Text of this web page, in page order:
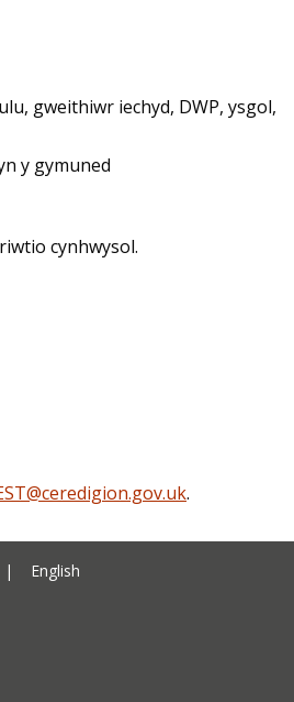
gweithiwr iechyd, DWP, ysgol,
y gymuned
cynhwysol.
.
| English